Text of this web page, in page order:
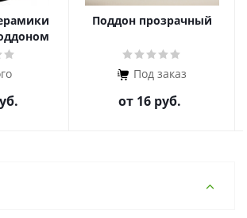
Поддон прозрачный
Под заказ
от 16 руб.